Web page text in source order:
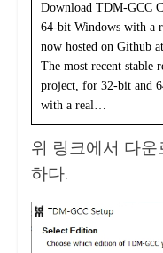
Download TDM-GCC
64-bit Windows with a
now hosted on Github
The most recent stable
project, for 32-bit and
with a real…
위 링크에서 다
하다.